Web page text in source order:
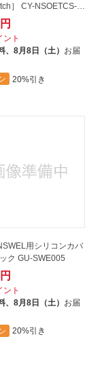
］ CY-NSOETCS-N
ント
8月8日（土） お届
20%引き
用シリコンカバ
ク GU-SWE005
ント
8月8日（土） お届
20%引き